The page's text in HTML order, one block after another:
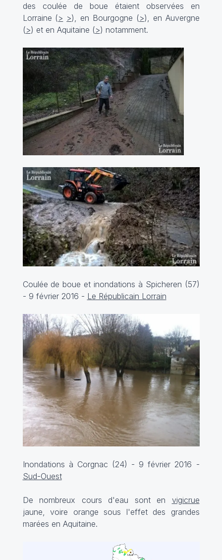
des coulée de boue étaient observées en
Lorraine (> >), en Bourgogne (>), en Auvergne
(>) et en Aquitaine (>) notamment.
Coulée de boue et inondations à Spicheren (57)
- 9 février 2016 - Le Républicain Lorrain
Inondations à Corgnac (24) - 9 février 2016 -
Sud-Ouest
De nombreux cours d'eau sont en vigicrue
jaune, voire orange sous l'effet des grandes
marées en Aquitaine.